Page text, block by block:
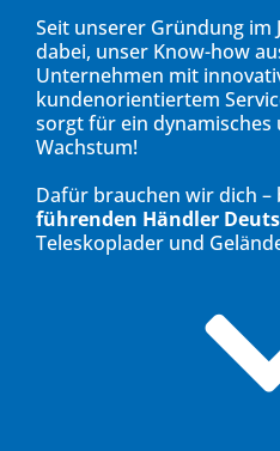
Seit unserer Gründung im
dabei, unser Know-how
Unternehmen mit
kundenorientiertem
sorgt für ein dynamisches
Wachstum!
Dafür brauchen wir dich –
führenden Händler
Teleskoplader und